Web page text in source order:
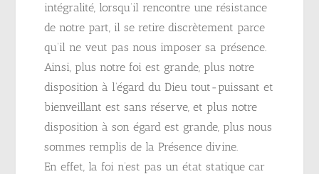
intégralité, lorsqu’il rencontre une résistance
de notre part, il se retire discrètement parce
qu’il ne veut pas nous imposer sa présence.
Ainsi, plus notre foi est grande, plus notre
disposition à l’égard du Dieu tout-puissant et
bienveillant est sans réserve, et plus notre
disposition à son égard est grande, plus nous
sommes remplis de la Présence divine.
En effet, la foi n’est pas un état statique car